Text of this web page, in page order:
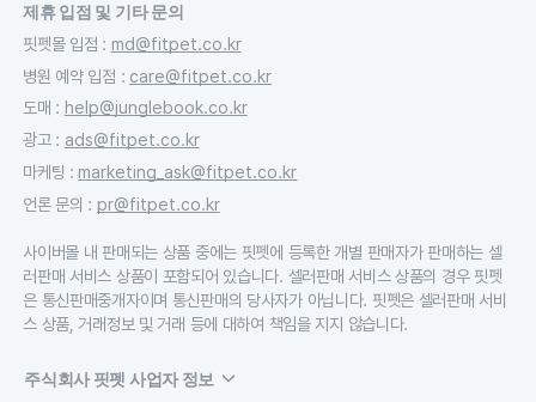
제휴 입점 및 기타 문의
핏펫몰 입점 : md@fitpet.co.kr
병원 예약 입점 : care@fitpet.co.kr
도매 : help@junglebook.co.kr
광고: ads@fitpet.co.kr
마케팅 : marketing_ask@fitpet.co.kr
언론 문의 : pr@fitpet.co.kr
사이버몰 내 판매되는 상품 중에는 핏펫에 등록한 개별 판매자가 판매하는 셀
러판매 서비스 상품이 포함되어 있습니다. 셀러판매 서비스 상품의 경우 핏펫
은 통신판매중개자이며 통신판매의 당사자가 아닙니다. 핏펫은 셀러판매 서비
스 상품, 거래정보 및 거래 등에 대하여 책임을 지지 않습니다.
주식회사 핏펫 사업자 정보